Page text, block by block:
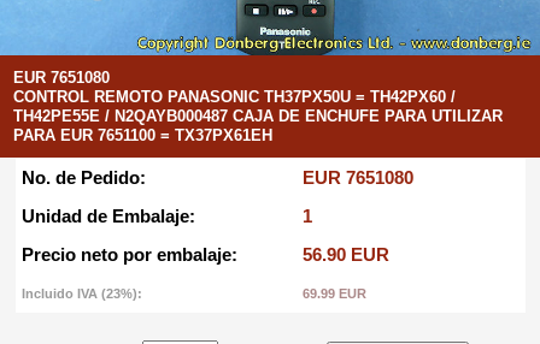
EUR 7651080
CONTROL REMOTO PANASONIC TH37PX50U = TH42PX60 /
TH42PE55E / N2QAYB000487 CAJA DE ENCHUFE PARA UTILIZAR
PARA EUR 7651100 = TX37PX61EH
No. de Pedido:
EUR 7651080
Unidad de Embalaje:
1
Precio neto por embalaje:
56.90 EUR
Incluido IVA (23%): 69.99 EUR